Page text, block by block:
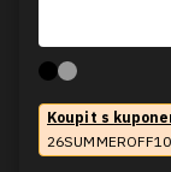
Koupit s
26SUMMEROFF10